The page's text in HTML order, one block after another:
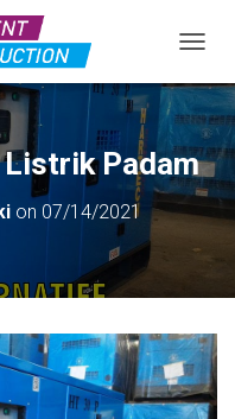
Padam
on 07/14/2021